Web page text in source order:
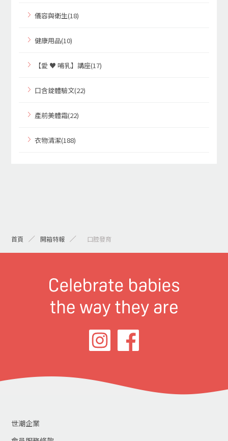
儀容與衛生(18)
健康用品(10)
【愛 ♥ 哺乳】講座(17)
口含錠體驗文(22)
產前美體霜(22)
衣物清潔(188)
首頁 開箱特報 > 口腔發育
世潮企業